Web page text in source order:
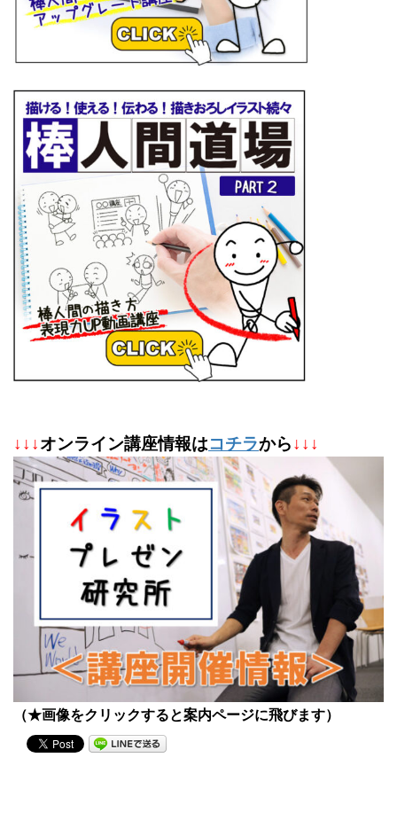
↓ ↓ ↓オンライン講座情報はコチラから↓↓↓
（★画像をクリックすると案内ページに飛びます）